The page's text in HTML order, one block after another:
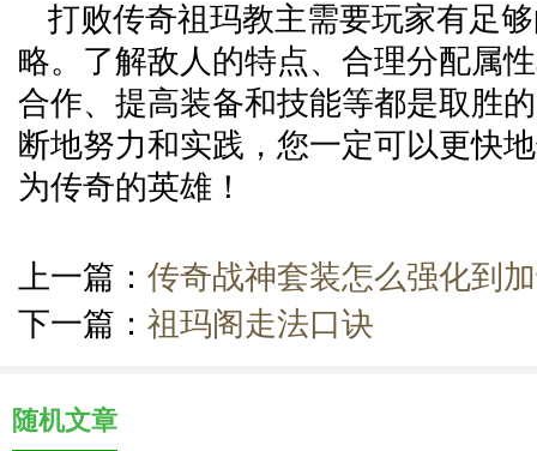
打败传奇祖玛教主需要玩家有足
略。了解敌人的特点、合理分配属
合作、提高装备和技能等都是取胜
断地努力和实践，您一定可以更快
为传奇的英雄！
上一篇： 传奇战神套装怎么强化到
下一篇： 祖玛阁走法口诀
随机文章